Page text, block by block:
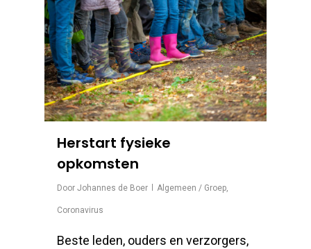
Herstart fysieke
opkomsten
Door Johannes de Boer Algemeen / Groep,
Coronavirus
Beste leden, ouders en verzorgers,